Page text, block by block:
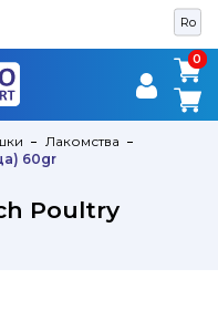
Ro
0
0
Лакомства
60gr
Poultry